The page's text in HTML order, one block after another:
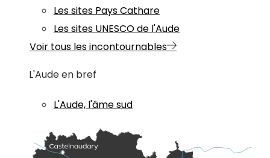
Les sites Pays Cathare
Les sites UNESCO de l'Aude
Voir tous les incontournables
L'Aude en bref
L'Aude, l'âme sud